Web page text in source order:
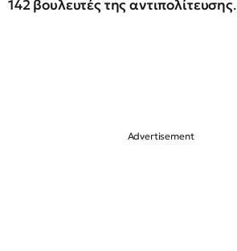
142 βουλευτές της αντιπολίτευσης.